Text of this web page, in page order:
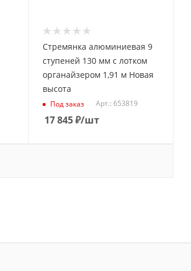
Стремянка алюминиевая 9
ступеней 130 мм с лотком
органайзером 1,91 м Новая
высота
Под заказ Арт.: 653819
17 845₽/шт